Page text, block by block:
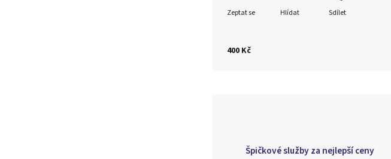
400 Kč
Zeptat se Hlídat Sdílet
Špičkové služby za nejlepší ceny